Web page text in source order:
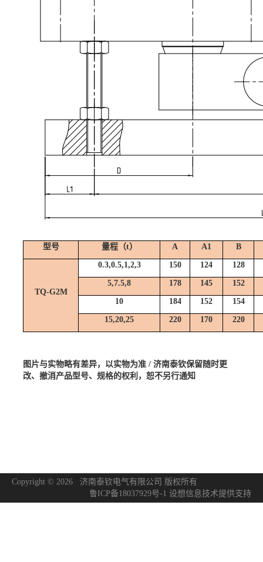
型号 量程（t） A A1 B
TQ-G2M
0.3,0.5,1,2,3 150 124 128
5,7.5,8 178 145 152
10 184 152 154
15,20,25 220 170 220
图片与实物略有差异，以实物为准 / 济南泰钦保留随时更
改、撤消产品型号、规格的权利，恕不另行通知
Copyright © 2026 济南泰钦电气有限公司 版权所有
鲁ICP备18037929号-1 设想信息技术提供支持